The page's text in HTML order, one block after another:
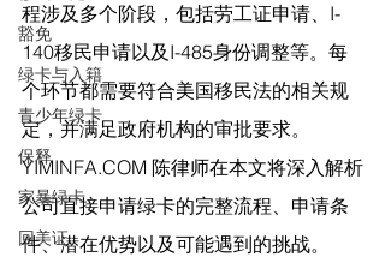
豁免
绿卡与入籍
青少年绿卡
保释
家暴绿卡
回美证
程涉及多个阶段，包括劳工证申请、I-
140移民申请以及I-485身份调整等。每
个环节都需要符合美国移民法的相关规
定，并满足政府机构的审批要求。
YIMINFA.COM 陈律师在本文将深入解析
公司直接申请绿卡的完整流程、申请条
件、潜在优势以及可能遇到的挑战。